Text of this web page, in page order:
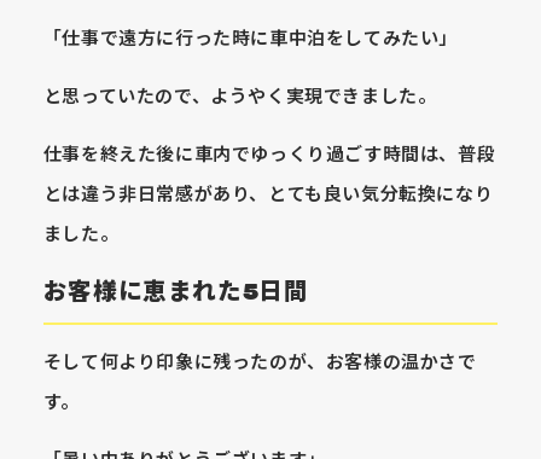
「仕事で遠方に行った時に車中泊をしてみたい」
と思っていたので、ようやく実現できました。
仕事を終えた後に車内でゆっくり過ごす時間は、普段
とは違う非日常感があり、とても良い気分転換になり
ました。
お客様に恵まれた5日間
そして何より印象に残ったのが、お客様の温かさで
す。